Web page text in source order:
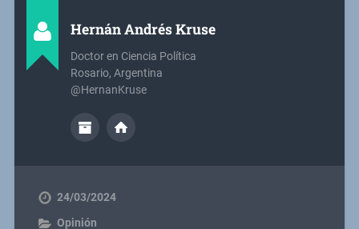
Hernán Andrés Kruse
Doctor en Ciencia Política
Rosario, Argentina
@HernanKruse
24/03/2024
Opinión